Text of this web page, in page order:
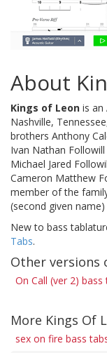
About
Kings of Leon is an
Nashville,
brothers Anthony
Ivan Nathan
Michael Jared
Cameron Matthew
member of the
(second given
New to bass
Tabs.
Other versions
On Call (ver 2) bass
More Kings Of
sex on fire bass